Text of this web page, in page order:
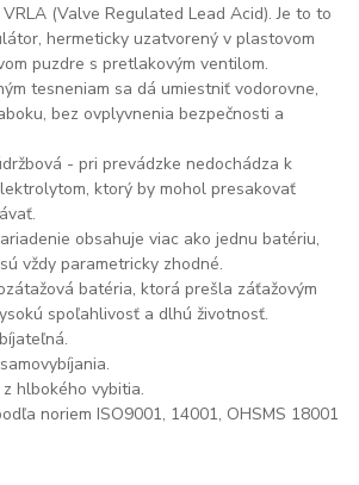
(Valve Regulated Lead Acid). Je to to
hermeticky uzatvorený v plastovom
puzdre s pretlakovým ventilom.
tesneniam sa dá umiestniť vodorovne,
bez ovplyvnenia bezpečnosti a
- pri prevádzke nedochádza k
ktorý by mohol presakovať
obsahuje viac ako jednu batériu,
vždy parametricky zhodné.
batéria, ktorá prešla záťažovým
spoľahlivosť a dlhú životnosť.
hlbokého vybitia.
noriem ISO9001, 14001, OHSMS 18001